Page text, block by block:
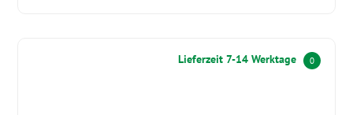
Lieferzeit 7-14 Werktage 0